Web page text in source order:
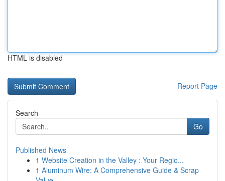
HTML is disabled
Report Page
Search
Go
Published News
1 Website Creation in the Valley : Your Regio...
1 Aluminum Wire: A Comprehensive Guide & Scrap